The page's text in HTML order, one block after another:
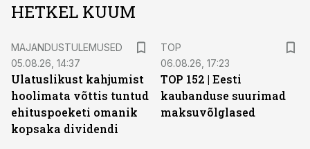
HETKEL KUUM
MAJANDUSTULEMUSED
05.08.26, 14:37
Ulatuslikust kahjumist
hoolimata võttis tuntud
ehituspoeketi omanik
kopsaka dividendi
TOP
06.08.26, 17:23
TOP 152 | Eesti
kaubanduse suurimad
maksuvõlglased